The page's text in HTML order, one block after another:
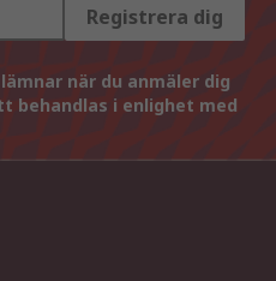
Registrera dig
när du anmäler dig
behandlas i enlighet med